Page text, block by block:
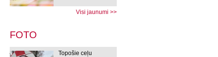
Visi jaunumi >>
FOTO
Topošie ceļu